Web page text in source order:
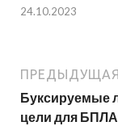
24.10.2023
Буксируемые
цели для БПЛА